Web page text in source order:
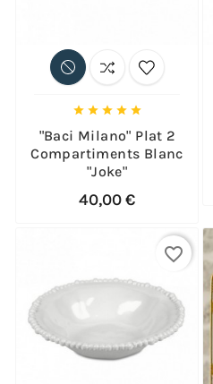
    
"Baci Milano" Plat 2
Compartiments Blanc
"Joke"
40,00 €
favorite_border